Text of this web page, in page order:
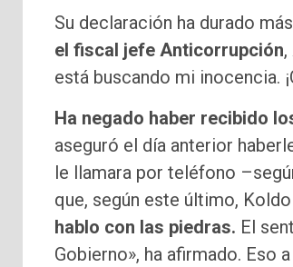
Su declaración ha durado
el fiscal jefe Anticorrupción
está buscando mi inocencia.
Ha negado haber recibido
aseguró el día anterior
le llamara por teléfono
que, según este último,
hablo con las piedras. El
Gobierno», ha afirmado. Eso